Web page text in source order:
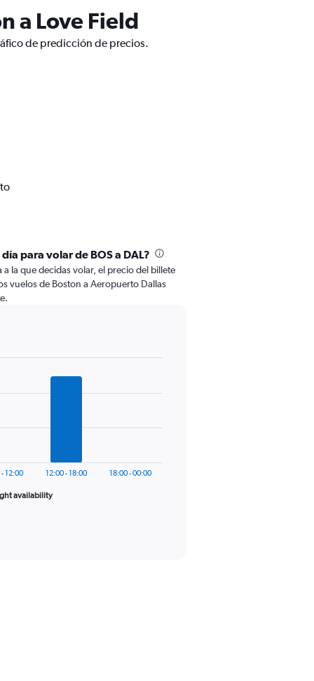
a Love Field
de predicción de precios.
para volar de BOS a DAL?
la que decidas volar, el precio del billete
vuelos de Boston a Aeropuerto Dallas
availability
12:00 12:00 - 18:00 18:00 - 00:00